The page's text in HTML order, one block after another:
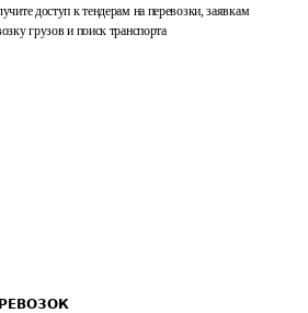
доступ к тендерам на перевозки, заявкам
грузов и поиск транспорта